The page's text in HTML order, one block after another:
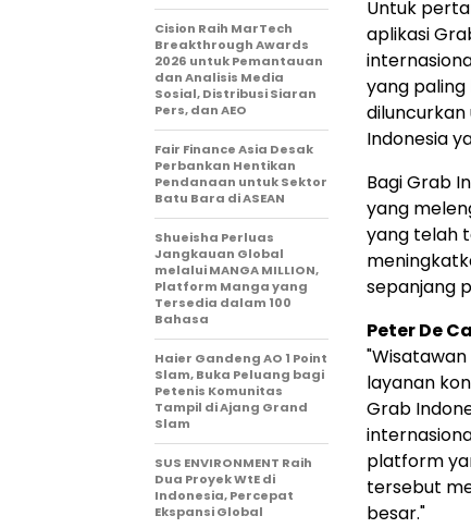
Untuk
aplikasi
yang paling
diluncurkan
Indonesia
Bagi Grab
yang
yang telah
sepanjang
Peter De
layanan
Grab
platform
tersebut
besar."
Cision Raih MarTech
Breakthrough Awards
2026 untuk Pemantauan
dan Analisis Media
Sosial, Distribusi Siaran
Pers, dan AEO
Fair Finance Asia Desak
Perbankan Hentikan
Pendanaan untuk Sektor
Batu Bara di ASEAN
Shueisha Perluas
Jangkauan Global
melalui MANGA MILLION,
Platform Manga yang
Tersedia dalam 100
Bahasa
Haier Gandeng AO 1 Point
Slam, Buka Peluang bagi
Petenis Komunitas
Tampil di Ajang Grand
Slam
SUS ENVIRONMENT Raih
Dua Proyek WtE di
Indonesia, Percepat
Ekspansi Global